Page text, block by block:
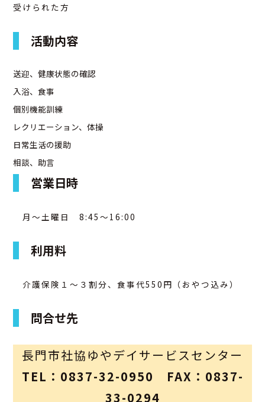
受けられた方
活動内容
送迎、健康状態の確認
入浴、食事
個別機能訓練
レクリエーション、体操
日常生活の援助
相談、助言
営業日時
月～土曜日 8:45～16:00
利用料
介護保険１～３割分、食事代550円（おやつ込み）
問合せ先
長門市社協ゆやデイサービスセンター
TEL：0837-32-0950 FAX：0837-
33-0294